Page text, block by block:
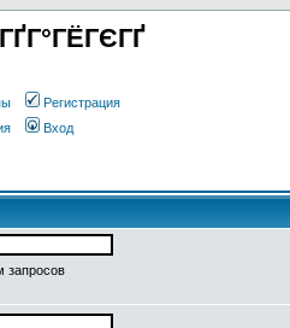
Регистрация
Вход
запросов